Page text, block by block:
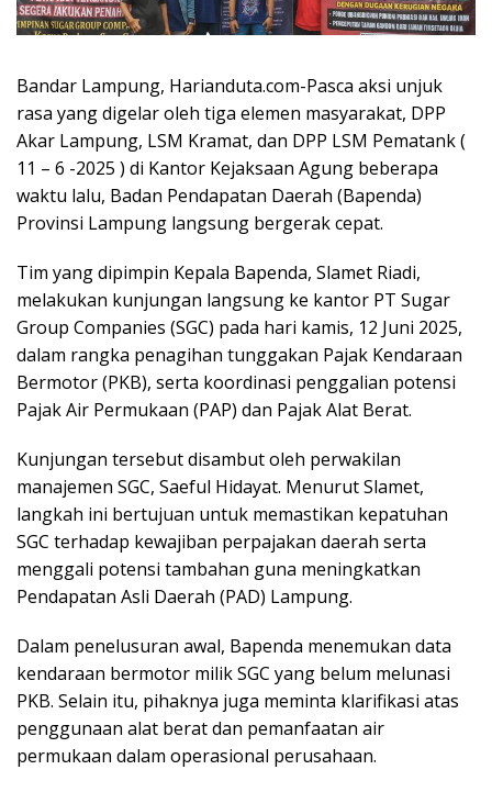
Bandar Lampung, Harianduta.com-Pasca aksi unjuk
rasa yang digelar oleh tiga elemen masyarakat, DPP
Akar Lampung, LSM Kramat, dan DPP LSM Pematank (
11 – 6 -2025 ) di Kantor Kejaksaan Agung beberapa
waktu lalu, Badan Pendapatan Daerah (Bapenda)
Provinsi Lampung langsung bergerak cepat.
Tim yang dipimpin Kepala Bapenda, Slamet Riadi,
melakukan kunjungan langsung ke kantor PT Sugar
Group Companies (SGC) pada hari kamis, 12 Juni 2025,
dalam rangka penagihan tunggakan Pajak Kendaraan
Bermotor (PKB), serta koordinasi penggalian potensi
Pajak Air Permukaan (PAP) dan Pajak Alat Berat.
Kunjungan tersebut disambut oleh perwakilan
manajemen SGC, Saeful Hidayat. Menurut Slamet,
langkah ini bertujuan untuk memastikan kepatuhan
SGC terhadap kewajiban perpajakan daerah serta
menggali potensi tambahan guna meningkatkan
Pendapatan Asli Daerah (PAD) Lampung.
Dalam penelusuran awal, Bapenda menemukan data
kendaraan bermotor milik SGC yang belum melunasi
PKB. Selain itu, pihaknya juga meminta klarifikasi atas
penggunaan alat berat dan pemanfaatan air
permukaan dalam operasional perusahaan.